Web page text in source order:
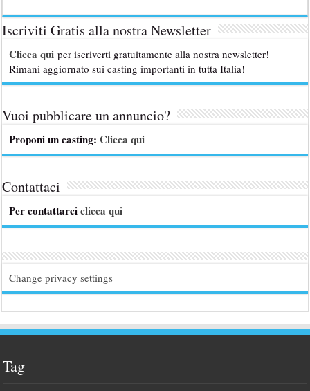
Iscriviti Gratis alla nostra Newsletter
Clicca qui per iscriverti gratuitamente alla nostra newsletter!
Rimani aggiornato sui casting importanti in tutta Italia!
Vuoi pubblicare un annuncio?
Proponi un casting:Clicca qui
Contattaci
Per contattarciclicca qui
Change privacy settings
Tag